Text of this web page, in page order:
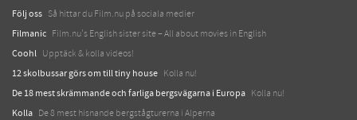
Följ oss Så hittar du Film.nu på sociala medier
Filmanic Film.nu's English sister site – All about movies in English
Coohl Upptäck & kolla videos!
12 skolbussar görs om till tiny house Kolla nu!
De 18 mest skrämmande och farliga bergsvägarna i Europa Kolla nu!
Kolla De 8 mest hisnande bergstågturerna i Alperna